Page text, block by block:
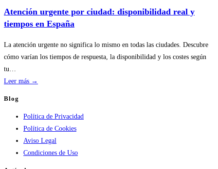
temporada
de
calderas:
Atención urgente por ciudad: disponibilidad real y
tiempos en España
La atención urgente no significa lo mismo en todas las ciudades. Descubre
cómo varían los tiempos de respuesta, la disponibilidad y los costes según
tu…
Leer más →
por
ciudad:
disponibilidad
real
Blog
Política de Privacidad
Política de Cookies
Aviso Legal
Condiciones de Uso